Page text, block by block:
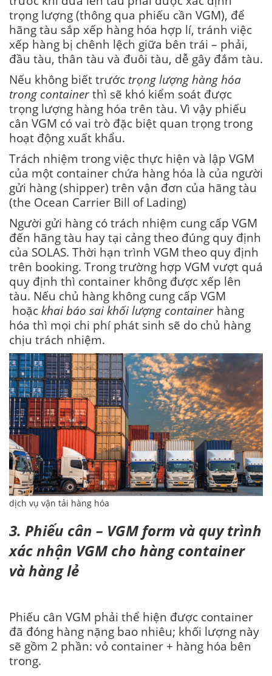
trọng lượng (thông qua phiếu cần VGM), để
hãng tàu sắp xếp hàng hóa hợp lí, tránh việc
xếp hàng bị chênh lệch giữa bên trái – phải,
đầu tàu, thân tàu và đuôi tàu, dễ gây đắm tàu.
Nếu không biết trước trọng lượng hàng hóa
trong container thì sẽ khó kiểm soát được
trọng lượng hàng hóa trên tàu. Vì vậy phiếu
cân VGM có vai trò đặc biệt quan trọng trong
hoạt động xuất khẩu.
Trách nhiệm trong việc thực hiện và lập VGM
của một container chứa hàng hóa là của người
gửi hàng (shipper) trên vận đơn của hãng tàu
(the Ocean Carrier Bill of Lading)
Người gửi hàng có trách nhiệm cung cấp VGM
đến hãng tàu hay tại cảng theo đúng quy định
của SOLAS. Thời hạn trình VGM theo quy định
trên booking. Trong trường hợp VGM vượt quá
quy định thì container không được xếp lên
tàu. Nếu chủ hàng không cung cấp VGM
hoặc khai báo sai khối lượng container hàng
hóa thì mọi chi phí phát sinh sẽ do chủ hàng
chịu trách nhiệm.
dịch vụ vận tải hàng hóa
3. Phiếu cân – VGM form và quy trình
xác nhận VGM cho hàng container
và hàng lẻ
Phiếu cân VGM phải thể hiện được container
đã đóng hàng nặng bao nhiêu; khối lượng này
sẽ gồm 2 phần: vỏ container + hàng hóa bên
trong.